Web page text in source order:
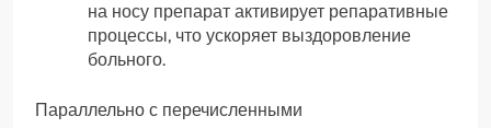
на носу препарат активирует репаративные
процессы, что ускоряет выздоровление
больного.
Параллельно с перечисленными